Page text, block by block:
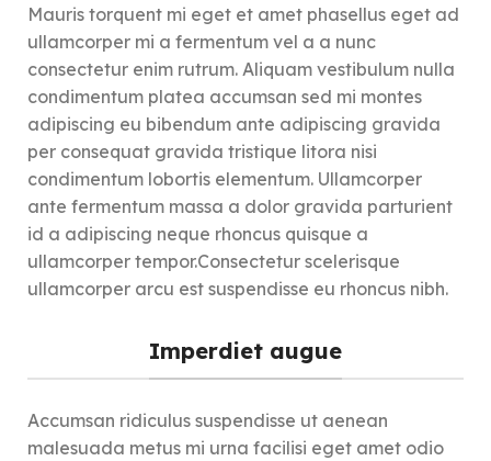
🎁 Et si chaque mois
devenait une surprise pour
vous deux ?
transforme un simple bocal
en distributeur de tendresse
et d’attentions qui font
sourire.
Pensé pour entretenir la
rituel transforme les mois
ordinaires en moments
extraordinaires. Parce qu’on
n’a pas besoin d’attendre un
plaisir.
incluses
Frais
calculés à l’étape
suivante
🎲 Et si un dé pouvait briser
complicité ?
Fini les éternels “comme tu
veux”, “je sais pas”, “on
verra”… Avec le coffret Dé-
cide pour nous, laissez le
quotidien à deux.
Imaginé pour remettre du
fun, de la surprise et du lien
dans votre couple, ce jeu
vous aide à sortir des
amuser ensemble.
incluses
Frais
calculés à l’étape
suivante
Mauris torquent mi eget et amet phasellus eget ad
ullamcorper mi a fermentum vel a a nunc
consectetur enim rutrum. Aliquam vestibulum nulla
condimentum platea accumsan sed mi montes
adipiscing eu bibendum ante adipiscing gravida
per consequat gravida tristique litora nisi
condimentum lobortis elementum. Ullamcorper
ante fermentum massa a dolor gravida parturient
id a adipiscing neque rhoncus quisque a
ullamcorper tempor.Consectetur scelerisque
ullamcorper arcu est suspendisse eu rhoncus nibh.
Imperdiet augue
Accumsan ridiculus suspendisse ut aenean
malesuada metus mi urna facilisi eget amet odio